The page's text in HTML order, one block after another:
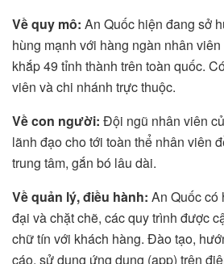
Về quy mô: An Quốc hiện đang sở
hùng mạnh với hàng ngàn nhân
khắp 49 tỉnh thành trên toàn quốc.
viên và chi nhánh trực thuộc.
Về con người: Đội ngũ nhân viên
lãnh đạo cho tới toàn thể nhân viên
trung tâm, gắn bó lâu dài.
Về quản lý, điều hành: An Quốc có
đại và chặt chẽ, các quy trình được
chữ tín với khách hàng. Đào tạo,
cáo, sử dụng ứng dụng (app) trên